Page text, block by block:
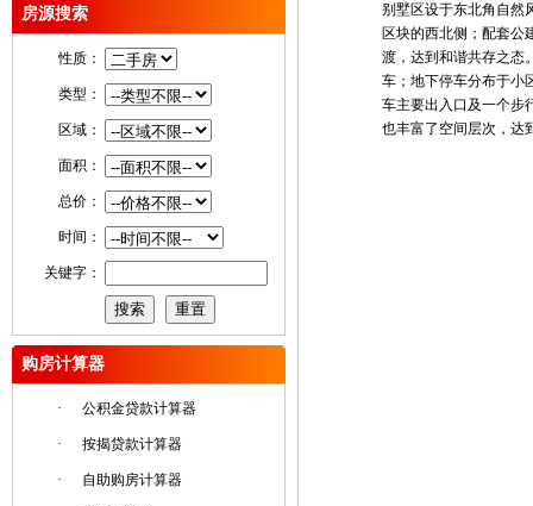
房源搜索
性质：
类型：
区域：
面积：
总价：
时间：
关键字：
购房计算器
· 公积金贷款计算器
· 按揭贷款计算器
· 自助购房计算器
别墅区设于东北角自然
区块的西北侧；配套公
渡，达到和谐共存之
车；地下停车分布于小
车主要出入口及一个步
也丰富了空间层次，达